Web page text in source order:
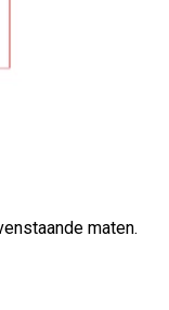
maten.